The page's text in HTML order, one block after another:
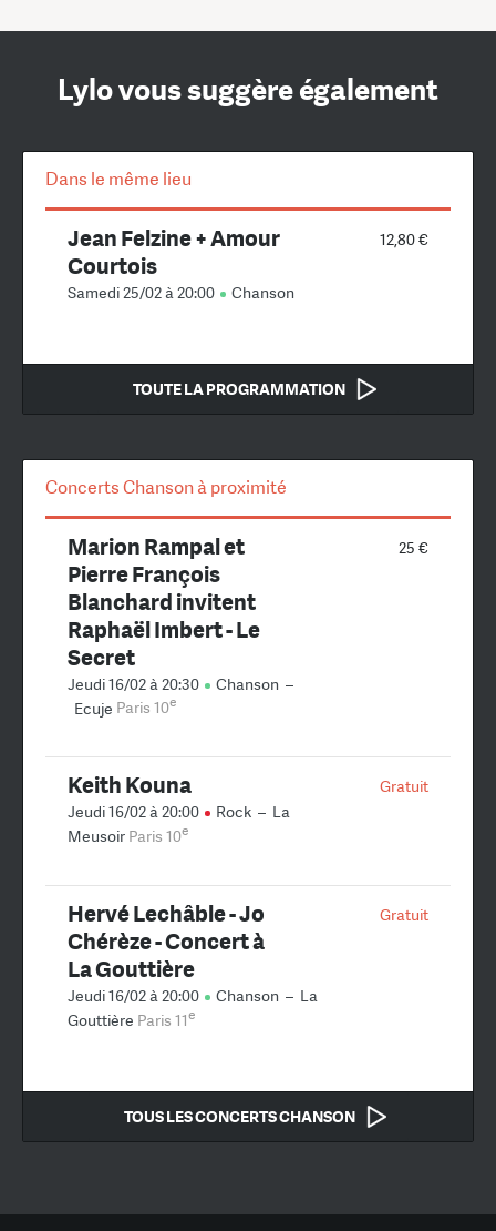
Lylo vous suggère également
Dans le même lieu
12,80 €
Jean Felzine + Amour
Courtois
Samedi 25/02 à 20:00 Chanson
TOUTE LA PROGRAMMATION
Concerts Chanson à proximité
25 €
Marion Rampal et
Pierre François
Blanchard invitent
Raphaël Imbert - Le
Secret
Jeudi 16/02 à 20:30 Chanson –
Ecuje Paris 10e
Gratuit
Keith Kouna
Jeudi 16/02 à 20:00 Rock – La
Meusoir Paris 10e
Gratuit
Hervé Lechâble - Jo
Chérèze - Concert à
La Gouttière
Jeudi 16/02 à 20:00 Chanson – La
Gouttière Paris 11e
TOUS LES CONCERTS CHANSON